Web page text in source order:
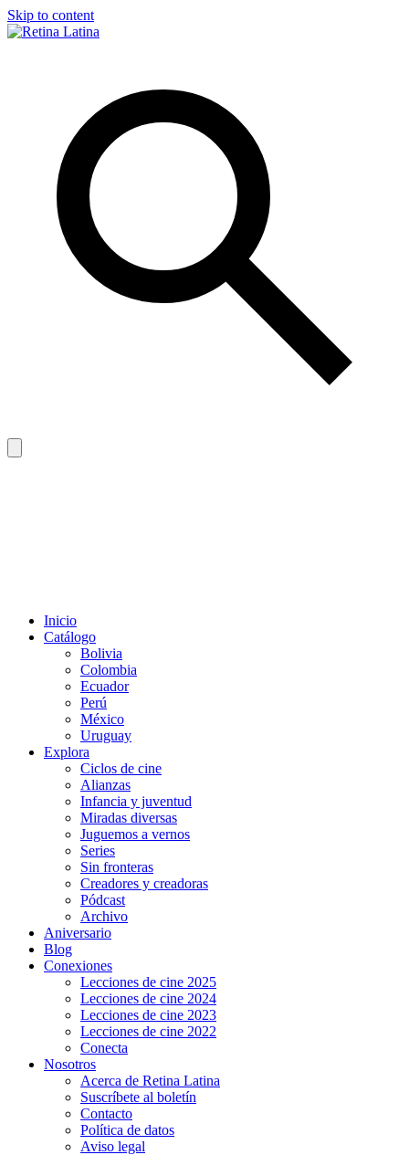
Skip to content
Inicio
Catálogo
Bolivia
Colombia
Ecuador
Perú
México
Uruguay
Explora
Ciclos de cine
Alianzas
Infancia y juventud
Miradas diversas
Juguemos a vernos
Series
Sin fronteras
Creadores y creadoras
Pódcast
Archivo
Aniversario
Blog
Conexiones
Lecciones de cine 2025
Lecciones de cine 2024
Lecciones de cine 2023
Lecciones de cine 2022
Conecta
Nosotros
Acerca de Retina Latina
Suscríbete al boletín
Contacto
Política de datos
Aviso legal